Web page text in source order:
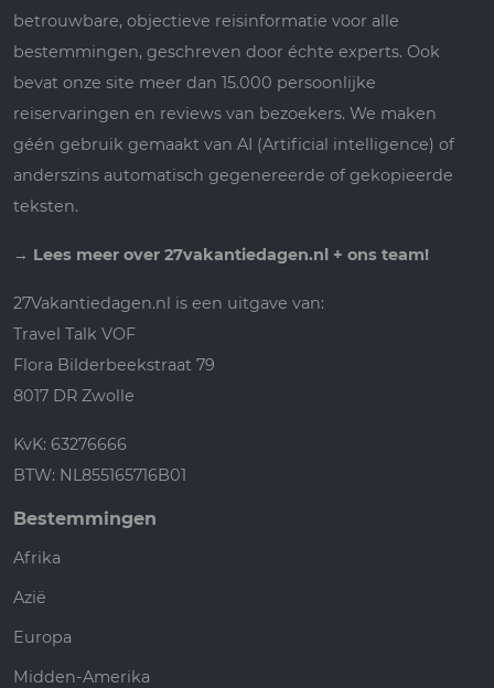
betrouwbare, objectieve reisinformatie voor alle
bestemmingen, geschreven door échte experts. Ook
bevat onze site meer dan 15.000 persoonlijke
reiservaringen en reviews van bezoekers. We maken
géén gebruik gemaakt van AI (Artificial intelligence) of
anderszins automatisch gegenereerde of gekopieerde
teksten.
→ Lees meer over 27vakantiedagen.nl + ons team!
27Vakantiedagen.nl is een uitgave van:
Travel Talk VOF
Flora Bilderbeekstraat 79
8017 DR Zwolle
KvK: 63276666
BTW: NL855165716B01
Bestemmingen
Afrika
Azië
Europa
Midden-Amerika